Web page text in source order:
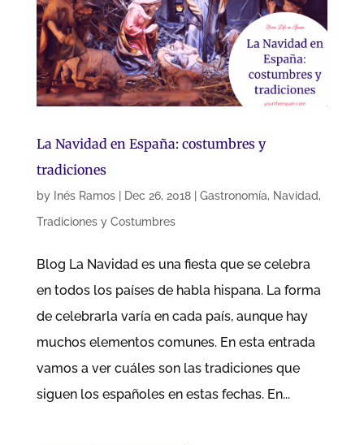
La Navidad en España: costumbres y
tradiciones
by Inés Ramos| Dec 26, 2018| Gastronomía, Navidad,
Tradiciones y Costumbres
Blog La Navidad es una fiesta que se celebra
en todos los países de habla hispana. La forma
de celebrarla varía en cada país, aunque hay
muchos elementos comunes. En esta entrada
vamos a ver cuáles son las tradiciones que
siguen los españoles en estas fechas. En...